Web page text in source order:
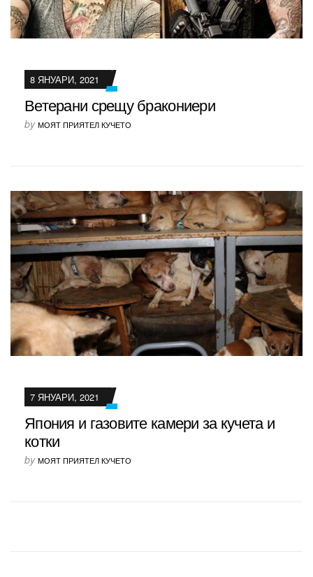
8 ЯНУАРИ, 2021
Ветерани срещу бракониери
by МОЯТ ПРИЯТЕЛ КУЧЕТО
7 ЯНУАРИ, 2021
Япония и газовите камери за кучета и
котки
by МОЯТ ПРИЯТЕЛ КУЧЕТО